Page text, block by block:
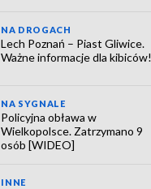
NA DROGACH
Lech Poznań – Piast Gliwice.
Ważne informacje dla kibiców!
NA SYGNALE
Policyjna obława w
Wielkopolsce. Zatrzymano 9
osób [WIDEO]
INNE